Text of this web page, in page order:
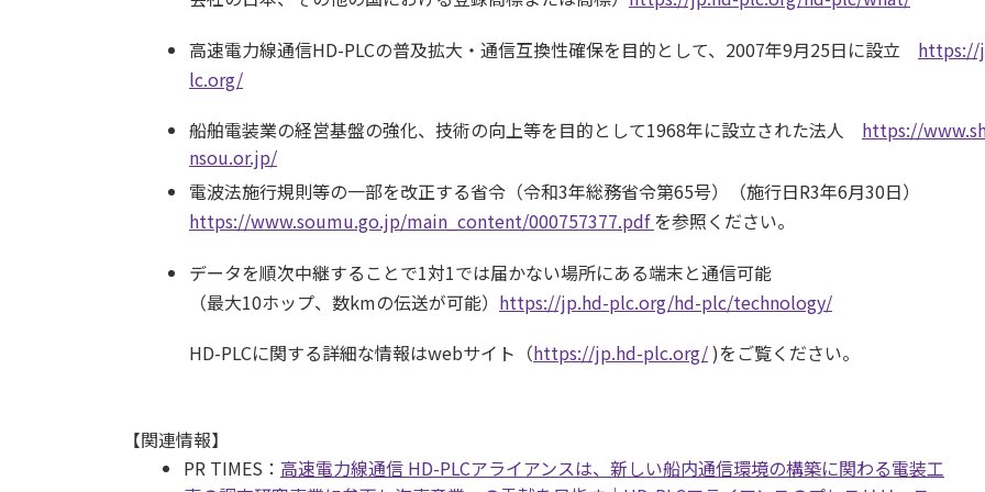
高速電力線通信HD-PLCの普及拡大・通信互換性確保を目的として、2007年9月25日に設立 https://
lc.org/
船舶電装業の経営基盤の強化、技術の向上等を目的として1968年に設立された法人 https://
nsou.or.jp/
電波法施行規則等の一部を改正する省令（令和3年総務省令第65号）（施行日R3年6月30日）
https://www.soumu.go.jp/main_content/000757377.pdfを参照ください。
データを順次中継することで1対1では届かない場所にある端末と通信可能
（最大10ホップ、数kmの伝送が可能） https://jp.hd-plc.org/hd-plc/technology/
HD-PLCに関する詳細な情報はwebサイト（https://jp.hd-plc.org/)をご覧ください。
【関連情報】
PR TIMES： 高速電力線通信 HD-PLCアライアンスは、新しい船内通信環境の構築に関わる電装工